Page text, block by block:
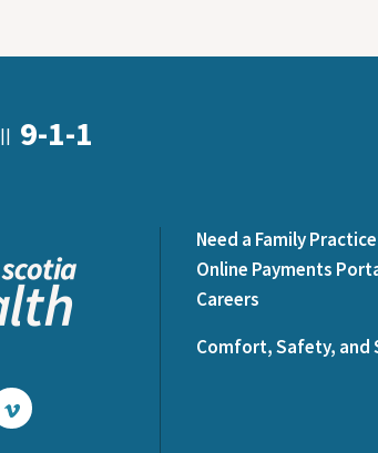
9-1-1
Need a Family
Online Payments
Careers
Comfort, Safety, and